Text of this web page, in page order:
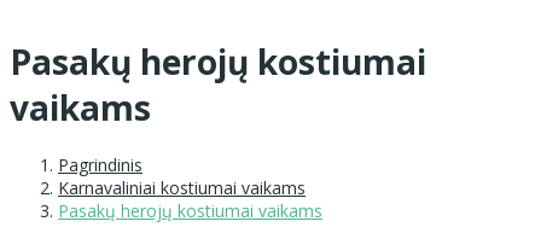
Pasakų herojų kostiumai
vaikams
Pagrindinis
Karnavaliniai kostiumai vaikams
Pasakų herojų kostiumai vaikams